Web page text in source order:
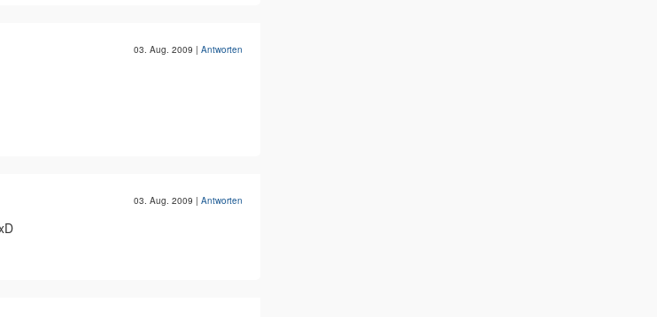
03. Aug. 2009 | Antworten
03. Aug. 2009 | Antworten